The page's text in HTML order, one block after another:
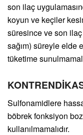
son ilaç
koyun ve keçiler
süresince ve son
sağım) süreyle elde
tüketime
Sulfonamidlere
böbrek fonksiyon
kullanılmamalıdır.